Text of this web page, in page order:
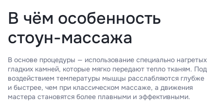
В чём особенность
стоун-массажа
В основе процедуры — использование специально нагретых
гладких камней, которые мягко передают тепло тканям. Под
воздействием температуры мышцы расслабляются глубже
и быстрее, чем при классическом массаже, а движения
мастера становятся более плавными и эффективными.